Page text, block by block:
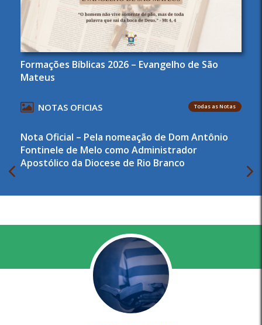
Formações Bíblicas 2026 – Evangelho de São
Mateus
NOTAS OFICIAS Todas as Notas
Nota Oficial – Pela nomeação de Dom Antônio
Fontinele de Melo como Administrador
Apostólico da Diocese de Rio Branco